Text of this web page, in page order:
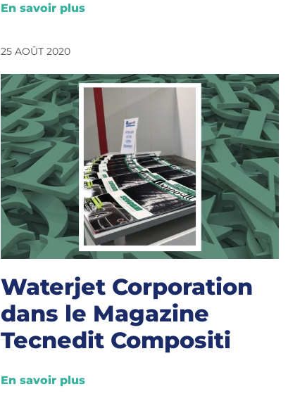
En savoir plus
25 AOÛT 2020
Waterjet Corporation
dans le Magazine
Tecnedit Compositi
En savoir plus